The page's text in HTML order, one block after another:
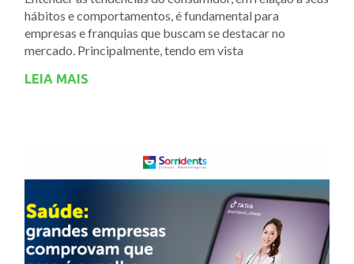
hábitos e comportamentos, é fundamental para
empresas e franquias que buscam se destacar no
mercado. Principalmente, tendo em vista
LEIA MAIS